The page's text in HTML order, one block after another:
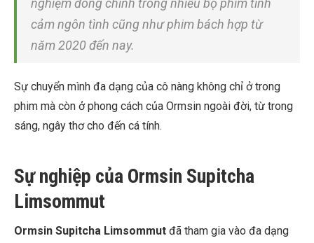
nghiệm đóng chính trong nhiều bộ phim tình
cảm ngôn tình cũng như phim bách hợp từ
năm 2020 đến nay.
Sự chuyển mình đa dạng của cô nàng không chỉ ở trong
phim mà còn ở phong cách của Ormsin ngoài đời, từ trong
sáng, ngây thơ cho đến cá tính.
Sự nghiệp của Ormsin Supitcha
Limsommut
Ormsin Supitcha Limsommut đã tham gia vào đa dạng